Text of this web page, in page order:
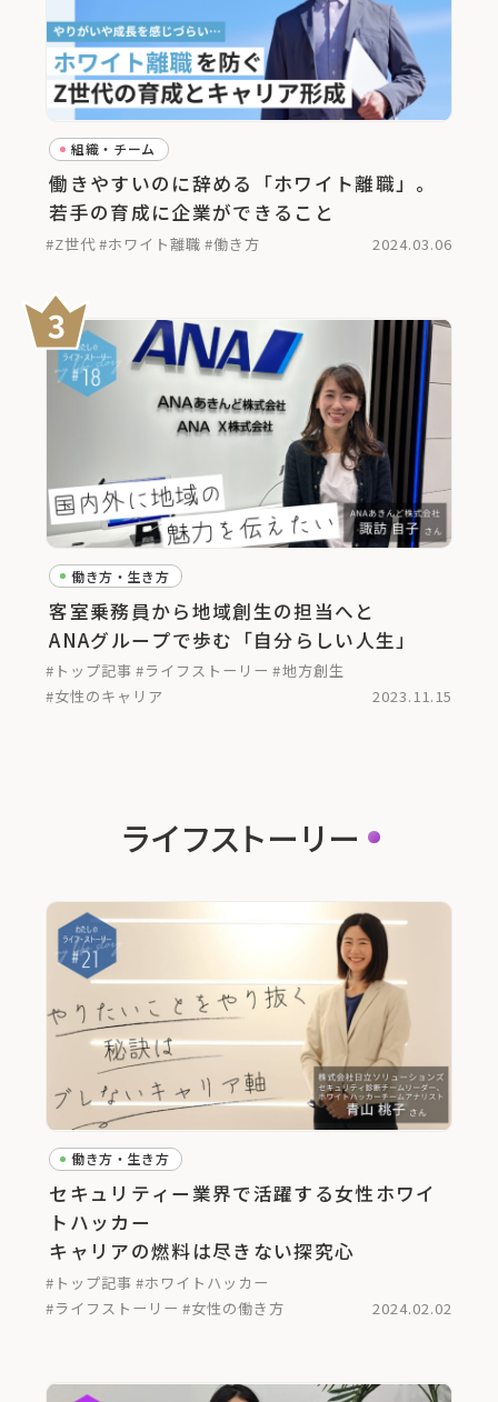
組織・チーム
働きやすいのに辞める「ホワイト離職」。
若手の育成に企業ができること
#Z世代#ホワイト離職 #働き方 2024.03.06
働き方・生き方
客室乗務員から地域創生の担当へと
ANAグループで歩む「自分らしい人生」
#トップ記事 #ライフストーリー #地方創生
#女性のキャリア
2023.11.15
ライフストーリー
働き方・生き方
セキュリティー業界で活躍する女性ホワイ
トハッカー
キャリアの燃料は尽きない探究心
#トップ記事 #ホワイトハッカー
#ライフストーリー #女性の働き方 2024.02.02